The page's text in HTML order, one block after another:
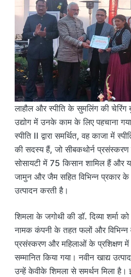
लाहौल और स्पीति के सुमलिंग की चेरिंग
उद्योग में उनके काम के लिए पहचाना
स्पीति II द्वारा समर्थित, वह काजा में
की सदस्य हैं, जो सीबकथोर्न प्रसंस्करण
सोसायटी में 75 किसान शामिल हैं और
जामुन और जैम सहित विभिन्न प्रकार के
उत्पादन करती है।
शिमला के जगोथी की डॉ. दिव्या शर्मा
नामक कंपनी के तहत फलों और विभिन्न
प्रसंस्करण और महिलाओं के प्रशिक्षण
सम्मानित किया गया। नवीन खाद्य
उन्हें केवीके शिमला से समर्थन मिला